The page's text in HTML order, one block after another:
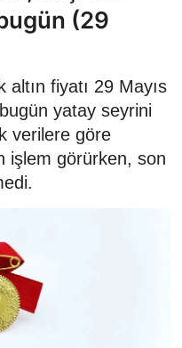
(29
altın fiyatı 29 Mayıs
yatay seyrini
verilere göre
işlem görürken, son